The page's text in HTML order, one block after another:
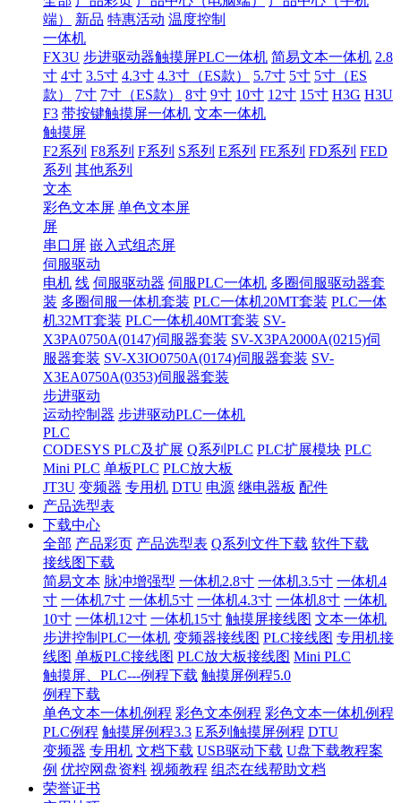
端）
新品 特惠活动 温度控制
一体机
FX3U 步进驱动器触摸屏PLC一体机 简易文本一体机 2.8
寸 4寸 3.5寸 4.3寸 4.3寸（ES款） 5.7寸 5寸 5寸（ES
款）
7寸 7寸（ES款） 8寸 9寸 10寸 12寸 15寸 H3G H3U
F3 带按键触摸屏一体机 文本一体机
触摸屏
F2系列 F8系列 F系列 S系列 E系列 FE系列 FD系列 FED
系列 其他系列
文本
彩色文本屏 单色文本屏
屏
串口屏 嵌入式组态屏
伺服驱动
电机 线 伺服驱动器 伺服PLC一体机 多圈伺服驱动器套
装 多圈伺服一体机套装 PLC一体机20MT套装 PLC一体
机32MT套装 PLC一体机40MT套装 SV-
X3PA0750A(0147)伺服器套装 SV-X3PA2000A(0215)伺
服器套装 SV-X3IO0750A(0174)伺服器套装 SV-
X3EA0750A(0353)伺服器套装
步进驱动
运动控制器 步进驱动PLC一体机
PLC
CODESYS PLC及扩展 Q系列PLC PLC扩展模块 PLC
Mini PLC 单板PLC PLC放大板
JT3U 变频器 专用机 DTU 电源 继电器板 配件
产品选型表
下载中心
全部 产品彩页 产品选型表 Q系列文件下载 软件下载
接线图下载
简易文本 脉冲增强型 一体机2.8寸 一体机3.5寸 一体机4
寸 一体机7寸 一体机5寸 一体机4.3寸 一体机8寸 一体机
10寸 一体机12寸 一体机15寸 触摸屏接线图 文本一体机
步进控制PLC一体机 变频器接线图 PLC接线图 专用机接
线图 单板PLC接线图 PLC放大板接线图 Mini PLC
触摸屏、PLC---例程下载 触摸屏例程5.0
例程下载
单色文本一体机例程 彩色文本例程 彩色文本一体机例程
PLC例程 触摸屏例程3.3 E系列触摸屏例程 DTU
变频器 专用机 文档下载 USB驱动下载 U盘下载教程案
例 优控网盘资料 视频教程 组态在线帮助文档
荣誉证书